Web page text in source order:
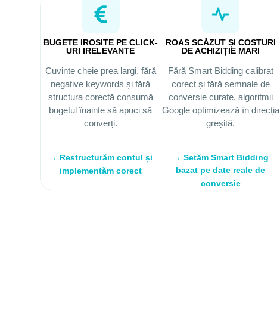
BUGETE IROSITE PE CLICK-
URI IRELEVANTE
Cuvinte cheie prea largi, fără
negative keywords și fără
structura corectă consumă
bugetul înainte să apuci să
converți.
→ Restructurăm contul și
implementăm corect
ROAS SCĂZUT ȘI COSTURI
DE ACHIZIȚIE MARI
Fără Smart Bidding calibrat
corect și fără semnale de
conversie curate, algoritmii
Google optimizează în direcția
greșită.
→ Setăm Smart Bidding
bazat pe date reale de
conversie